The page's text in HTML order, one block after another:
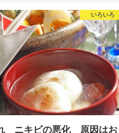
ではないでしょうか。 今や保湿力に止
いろいろ
ニキビの悪化 原因はお